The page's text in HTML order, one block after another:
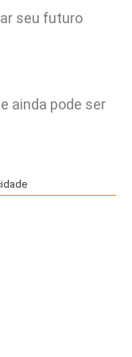
seu futuro
ainda pode ser